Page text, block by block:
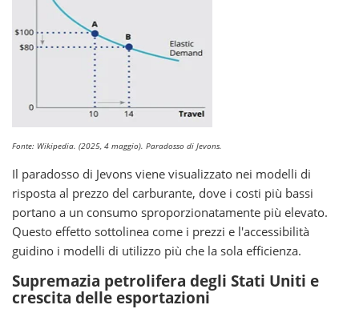
Fonte: Wikipedia. (2025, 4 maggio). Paradosso di Jevons.
Il paradosso di Jevons viene visualizzato nei modelli di
risposta al prezzo del carburante, dove i costi più bassi
portano a un consumo sproporzionatamente più elevato.
Questo effetto sottolinea come i prezzi e l'accessibilità
guidino i modelli di utilizzo più che la sola efficienza.
Supremazia petrolifera degli Stati Uniti e
crescita delle esportazioni